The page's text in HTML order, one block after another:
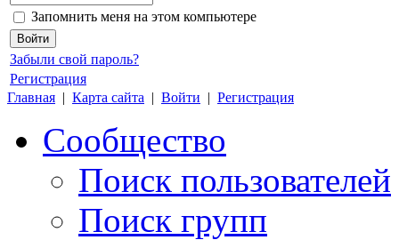
Запомнить меня на этом компьютере
Забыли свой пароль?
Регистрация
Главная | Карта сайта | Войти | Регистрация
Сообщество
Поиск пользователей
Поиск групп